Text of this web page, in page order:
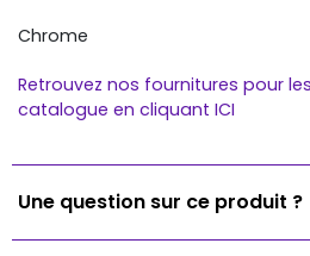
Chrome
Retrouvez nos fournitures pour
catalogue en cliquant ICI
Une question sur ce produit ?